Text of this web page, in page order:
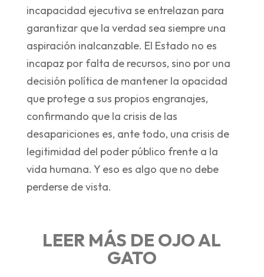
incapacidad ejecutiva se entrelazan para
garantizar que la verdad sea siempre una
aspiración inalcanzable. El Estado no es
incapaz por falta de recursos, sino por una
decisión política de mantener la opacidad
que protege a sus propios engranajes,
confirmando que la crisis de las
desapariciones es, ante todo, una crisis de
legitimidad del poder público frente a la
vida humana. Y eso es algo que no debe
perderse de vista.
LEER MÁS DE OJO AL
GATO